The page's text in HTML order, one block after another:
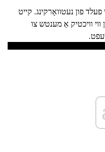
פון נעטוואָרקינג. קייט
ווי וויכטיק אַ מענטש צו